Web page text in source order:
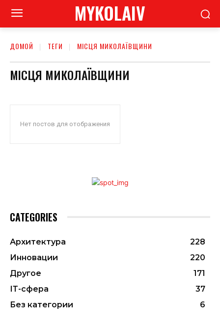
MYKOLAIV
ДОМОЙ ТЕГИ МІСЦЯ МИКОЛАЇВЩИНИ
МІСЦЯ МИКОЛАЇВЩИНИ
Нет постов для отображения
CATEGORIES
Архитектура
228
Инновации
220
Другое
171
ІТ-сфера
37
Без категории
6